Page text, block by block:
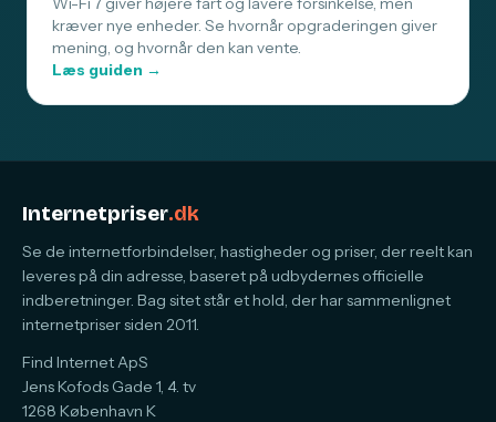
Wi-Fi 7 giver højere fart og lavere forsinkelse, men
kræver nye enheder. Se hvornår opgraderingen giver
mening, og hvornår den kan vente.
Læs guiden →
Internetpriser.dk
Se de internetforbindelser, hastigheder og priser, der reelt kan
leveres på din adresse, baseret på udbydernes officielle
indberetninger. Bag sitet står et hold, der har sammenlignet
internetpriser siden 2011.
Find Internet ApS
Jens Kofods Gade 1, 4. tv
1268 København K